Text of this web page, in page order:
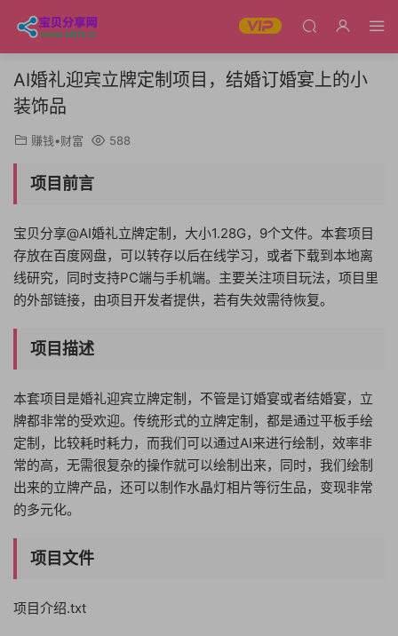
AI婚礼迎宾立牌定制项目，结婚订婚宴上的小
装饰品
赚钱•财富 588
项目前言
宝贝分享@AI婚礼立牌定制，大小1.28G，9个文件。本套项目
存放在百度网盘，可以转存以后在线学习，或者下载到本地离
线研究，同时支持PC端与手机端。主要关注项目玩法，项目里
的外部链接，由项目开发者提供，若有失效需待恢复。
项目描述
本套项目是婚礼迎宾立牌定制，不管是订婚宴或者结婚宴，立
牌都非常的受欢迎。传统形式的立牌定制，都是通过平板手绘
定制，比较耗时耗力，而我们可以通过AI来进行绘制，效率非
常的高，无需很复杂的操作就可以绘制出来，同时，我们绘制
出来的立牌产品，还可以制作水晶灯相片等衍生品，变现非常
的多元化。
项目文件
项目介绍.txt